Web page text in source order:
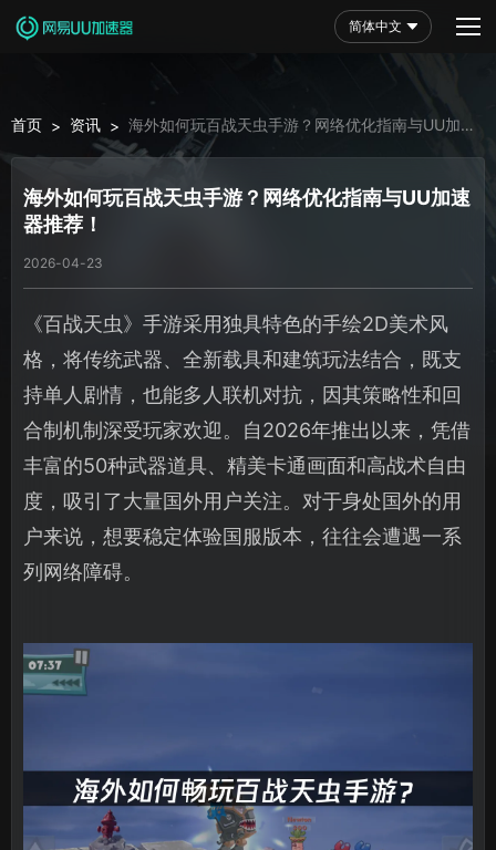
简体中文
首页 > 资讯 > 海外如何玩百战天虫手游？网络优化指南与UU加速
器推荐！
海外如何玩百战天虫手游？网络优化指南与UU加速
器推荐！
2026-04-23
《百战天虫》手游采用独具特色的手绘2D美术风
格，将传统武器、全新载具和建筑玩法结合，既支
持单人剧情，也能多人联机对抗，因其策略性和回
合制机制深受玩家欢迎。自2026年推出以来，凭借
丰富的50种武器道具、精美卡通画面和高战术自由
度，吸引了大量国外用户关注。对于身处国外的用
户来说，想要稳定体验国服版本，往往会遭遇一系
列网络障碍。